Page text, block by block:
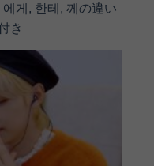
게, 한테, 께の違い
き